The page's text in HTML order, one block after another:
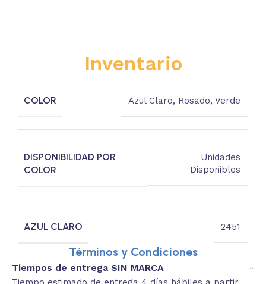
Inventario
COLOR Azul Claro, Rosado,Verde
DISPONIBILIDAD POR
COLOR
Unidades
Disponibles
AZUL CLARO 2451
Términos y Condiciones
Tiempos de entrega SIN MARCA